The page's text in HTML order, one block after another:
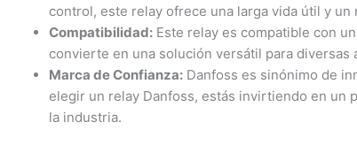
control, este relay ofrece una larga vida útil y
Compatibilidad: Este relay es compatible con
convierte en una solución versátil para diversas
Marca de Confianza: Danfoss es sinónimo de
elegir un relay Danfoss, estás invirtiendo en un
la industria.